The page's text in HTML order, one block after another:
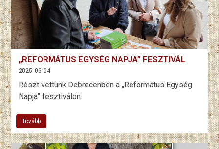
„REFORMÁTUS EGYSÉG NAPJA” FESZTIVÁL
2025-06-04
Részt vettünk Debrecenben a „Református Egység
Napja” fesztiválon.
Tovább